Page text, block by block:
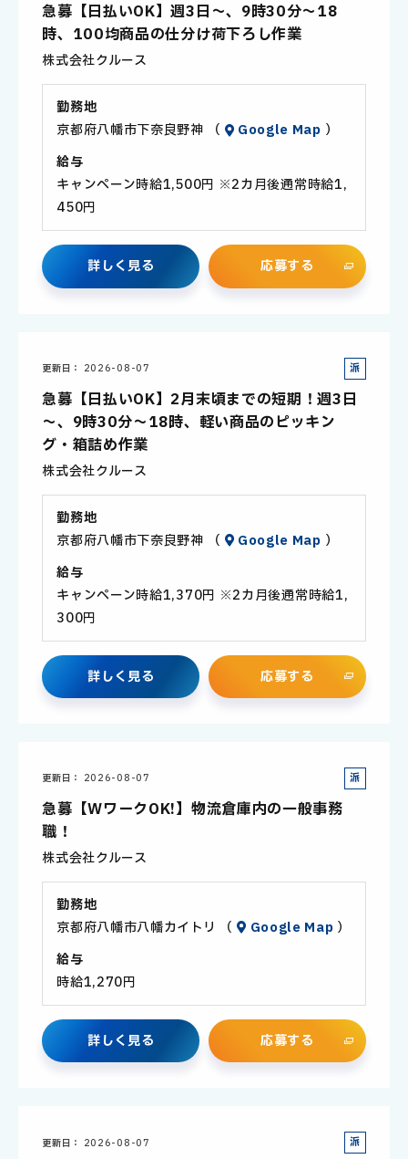
急募【日払いOK】週3日～、9時30分～18
時、100均商品の仕分け荷下ろし作業
株式会社クルース
勤務地
京都府八幡市下奈良野神 （
Google Map ）
給与
キャンペーン時給1,500円 ※2カ月後通常時給1,
450円
詳しく見る 応募する
更新日 2026-08-07
派
社
急募【日払いOK】2月末頃までの短期！週3日
～、9時30分～18時、軽い商品のピッキン
グ・箱詰め作業
株式会社クルース
勤務地
京都府八幡市下奈良野神 （
Google Map ）
給与
キャンペーン時給1,370円 ※2カ月後通常時給1,
300円
詳しく見る 応募する
更新日 2026-08-07
派
急募【WワークOK!】物流倉庫内の一般事務
職！
株式会社クルース
勤務地
京都府八幡市八幡カイトリ （
Google Map ）
給与
時給1,270円
詳しく見る 応募する
更新日 2026-08-07
派